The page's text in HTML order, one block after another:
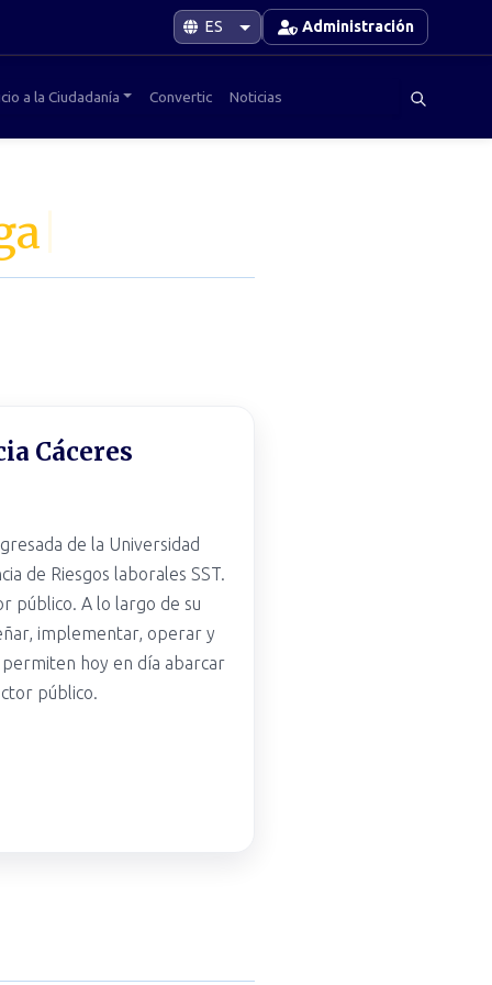
Administración
a la Ciudadanía Convertic Noticias
Cáceres
de la Universidad
de Riesgos laborales SST.
público. A lo largo de su
implementar, operar y
hoy en día abarcar
público.